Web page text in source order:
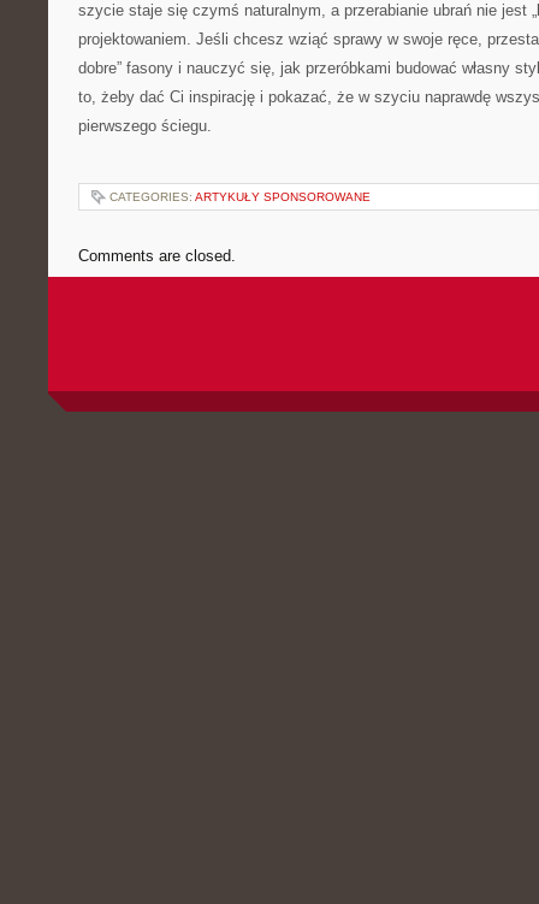
szycie staje się czymś naturalnym, a przerabianie ubrań nie jest
projektowaniem. Jeśli chcesz wziąć sprawy w swoje ręce,
dobre” fasony i nauczyć się, jak przeróbkami budować własny
to, żeby dać Ci inspirację i pokazać, że w szyciu naprawdę
pierwszego ściegu.
CATEGORIES: ARTYKUŁY SPONSOROWANE
Comments are closed.